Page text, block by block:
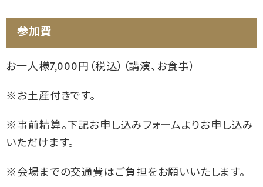
参加費
お一人様7,000円（税込）（講演、お食事）
※お土産付きです。
※事前精算。下記お申し込みフォームよりお申し込み
いただけます。
※会場までの交通費はご負担をお願いいたします。